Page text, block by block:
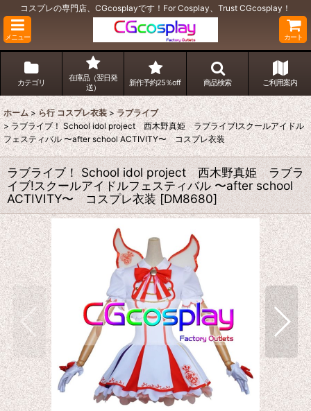
コスプレの専門店、CGcosplayです！For Cosplay、Trust CGcosplay！
メニュー カート
カテゴリ
在庫品（翌日発
送）
新作予約25％off 商品検索 ご利用案内
ホーム > ら行 コスプレ衣装 > ラブライブ
> ラブライブ！ School idol project 西木野真姫 ラブライブ!スクールアイドル
フェスティバル 〜after school ACTIVITY〜 コスプレ衣装
ラブライブ！ School idol project 西木野真姫 ラブラ
イブ!スクールアイドルフェスティバル 〜after school
ACTIVITY〜 コスプレ衣装 [DM8680]